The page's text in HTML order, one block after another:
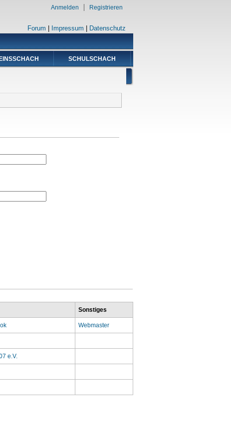
Forum Impressum Datenschutz
Anmelden Registrieren
SCHULSCHACH
Sonstiges
Webmaster
e.V.